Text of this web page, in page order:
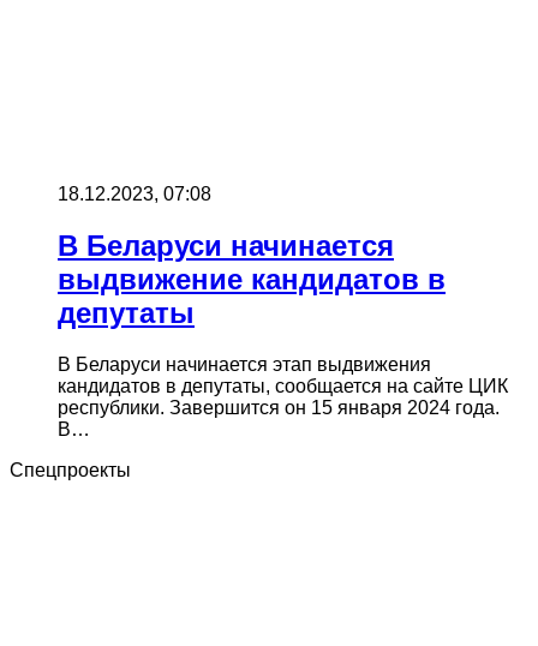
18.12.2023, 07:08
В Беларуси начинается
выдвижение кандидатов в
депутаты
В Беларуси начинается этап выдвижения
кандидатов в депутаты, сообщается на сайте ЦИК
республики. Завершится он 15 января 2024 года.
В…
Спецпроекты